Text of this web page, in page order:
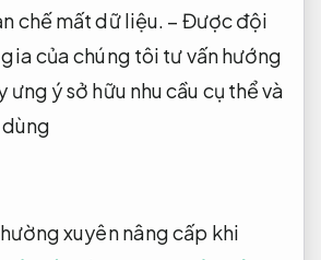
chế mất dữ liệu. – Được đội
của chúng tôi tư vấn hướng
ưng ý sở hữu nhu cầu cụ thể và
xuyên nâng cấp khi